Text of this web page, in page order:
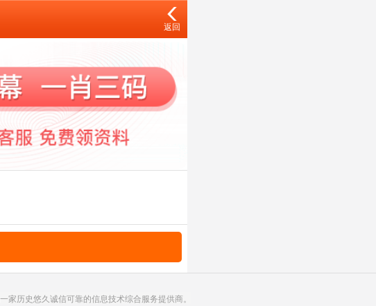
返回
历史悠久诚信可靠的信息技术综合服务提供商。